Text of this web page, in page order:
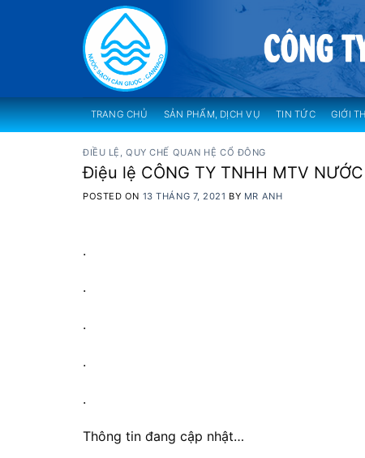
TRANG CHỦ SẢN PHẨM, DỊCH VỤ TIN TỨC GIỚI
ĐIỀU LỆ, QUY CHẾ QUAN HỆ CỔ ĐÔNG
Điệu lệ CÔNG TY TNHH MTV
POSTED ON 13 THÁNG 7, 2021 BY MR ANH
.
.
.
.
.
Thông tin đang cập nhật…